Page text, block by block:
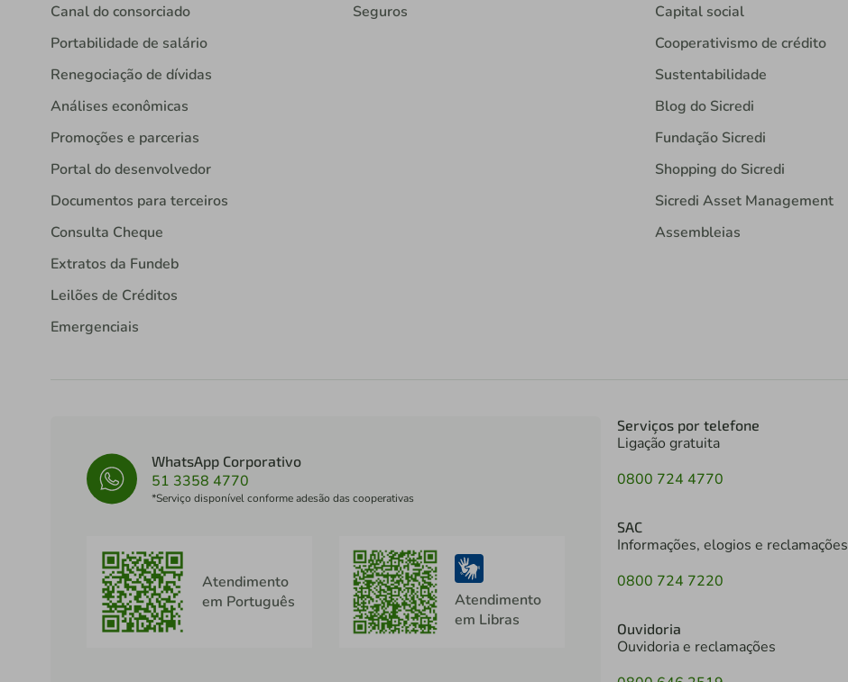
Canal do consorciado
Portabilidade de salário
Renegociação de dívidas
Análises econômicas
Promoções e parcerias
Portal do desenvolvedor
Documentos para terceiros
Consulta Cheque
Extratos da Fundeb
Leilões de Créditos
Emergenciais
Seguros
Capital social
Cooperativismo de crédito
Sustentabilidade
Blog do Sicredi
Fundação Sicredi
Shopping do Sicredi
Sicredi Asset Management
Assembleias
WhatsApp Corporativo
51 3358 4770
*Serviço disponível conforme adesão das cooperativas
Atendimento
em Português
Atendimento
em Libras
Serviços por telefone
Ligação gratuita
0800 724 4770
SAC
Informações, elogios e reclamações
0800 724 7220
Ouvidoria
Ouvidoria e reclamações